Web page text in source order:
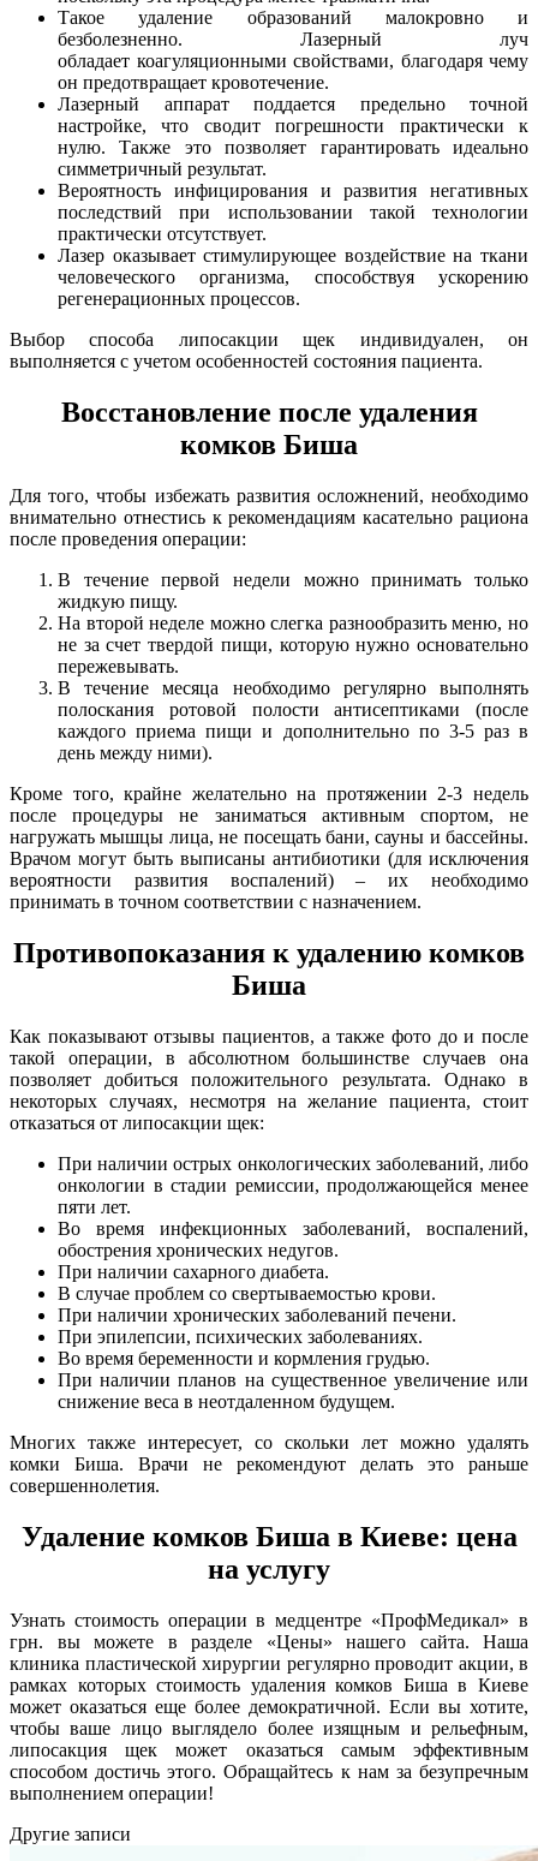
Такое удаление образований малокровно и
безболезненно. Лазерный луч
обладает коагуляционными свойствами, благодаря чему
он предотвращает кровотечение.
Лазерный аппарат поддается предельно точной
настройке, что сводит погрешности практически к
нулю. Также это позволяет гарантировать идеально
симметричный результат.
Вероятность инфицирования и развития негативных
последствий при использовании такой технологии
практически отсутствует.
Лазер оказывает стимулирующее воздействие на ткани
человеческого организма, способствуя ускорению
регенерационных процессов.
Выбор способа липосакции щек индивидуален, он
выполняется с учетом особенностей состояния пациента.
Восстановление после удаления
комков Биша
Для того, чтобы избежать развития осложнений, необходимо
внимательно отнестись к рекомендациям касательно рациона
после проведения операции:
В течение первой недели можно принимать только
жидкую пищу.
На второй неделе можно слегка разнообразить меню, но
не за счет твердой пищи, которую нужно основательно
пережевывать.
В течение месяца необходимо регулярно выполнять
полоскания ротовой полости антисептиками (после
каждого приема пищи и дополнительно по 3-5 раз в
день между ними).
Кроме того, крайне желательно на протяжении 2-3 недель
после процедуры не заниматься активным спортом, не
нагружать мышцы лица, не посещать бани, сауны и бассейны.
Врачом могут быть выписаны антибиотики (для исключения
вероятности развития воспалений) – их необходимо
принимать в точном соответствии с назначением.
Противопоказания к удалению комков
Биша
Как показывают отзывы пациентов, а также фото до и после
такой операции, в абсолютном большинстве случаев она
позволяет добиться положительного результата. Однако в
некоторых случаях, несмотря на желание пациента, стоит
отказаться от липосакции щек:
При наличии острых онкологических заболеваний, либо
онкологии в стадии ремиссии, продолжающейся менее
пяти лет.
Во время инфекционных заболеваний, воспалений,
обострения хронических недугов.
При наличии сахарного диабета.
В случае проблем со свертываемостью крови.
При наличии хронических заболеваний печени.
При эпилепсии, психических заболеваниях.
Во время беременности и кормления грудью.
При наличии планов на существенное увеличение или
снижение веса в неотдаленном будущем.
Многих также интересует, со скольки лет можно удалять
комки Биша. Врачи не рекомендуют делать это раньше
совершеннолетия.
Удаление комков Биша в Киеве: цена
на услугу
Узнать стоимость операции в медцентре «ПрофМедикал» в
грн. вы можете в разделе «Цены» нашего сайта. Наша
клиника пластической хирургии регулярно проводит акции, в
рамках которых стоимость удаления комков Биша в Киеве
может оказаться еще более демократичной. Если вы хотите,
чтобы ваше лицо выглядело более изящным и рельефным,
липосакция щек может оказаться самым эффективным
способом достичь этого. Обращайтесь к нам за безупречным
выполнением операции!
Другие записи